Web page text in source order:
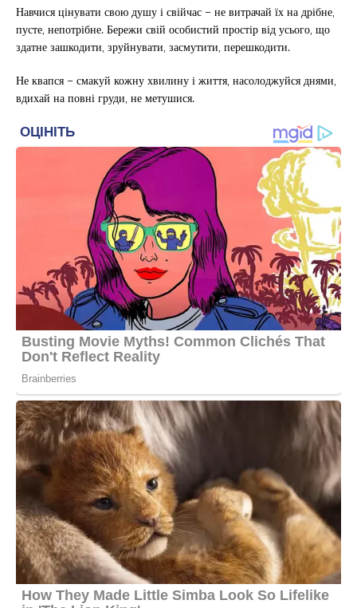
Навчися цінувати свою душу і свійчас – не витрачай їх на дрібне,
пусте, непотрібне. Бережи свій особистий простір від усього, що
здатне зашкодити, зруйнувати, засмутити, перешкодити.
Не квапся – смакуй кожну хвилину і життя, насолоджуйся днями,
вдихай на повні груди, не метушися.